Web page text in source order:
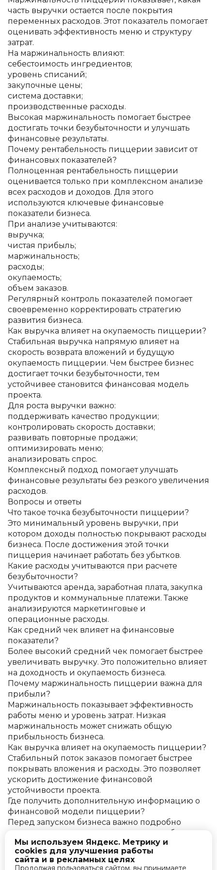
часть выручки остается после покрытия
переменных расходов. Этот показатель помогает
оценивать эффективность меню и структуру
затрат.
На маржинальность влияют:
себестоимость ингредиентов;
уровень списаний;
закупочные цены;
система доставки;
производственные расходы.
Высокая маржинальность помогает быстрее
достигать точки безубыточности и улучшать
финансовые результаты.
Почему рентабельность пиццерии зависит от
финансовых показателей?
Полноценная рентабельность пиццерии
оценивается только при комплексном анализе
всех расходов и доходов. Для этого
используются ключевые финансовые
показатели бизнеса.
При анализе учитываются:
выручка;
чистая прибыль;
маржинальность;
расходы;
окупаемость;
объем заказов.
Регулярный контроль показателей помогает
своевременно корректировать стратегию
развития бизнеса.
Как выручка влияет на окупаемость пиццерии?
Стабильная выручка напрямую влияет на
скорость возврата вложений и будущую
окупаемость пиццерии. Чем быстрее бизнес
достигает точки безубыточности, тем
устойчивее становится финансовая модель
проекта.
Для роста выручки важно:
поддерживать качество продукции;
контролировать скорость доставки;
развивать повторные продажи;
оптимизировать меню;
анализировать спрос.
Комплексный подход помогает улучшать
финансовые результаты без резкого увеличения
расходов.
Вопросы и ответы
Что такое точка безубыточности пиццерии?
Это минимальный уровень выручки, при
котором доходы полностью покрывают расходы
бизнеса. После достижения этой точки
пиццерия начинает работать без убытков.
Какие расходы учитываются при расчете
безубыточности?
Учитываются аренда, заработная плата, закупка
продуктов и коммунальные платежи. Также
анализируются маркетинговые и
операционные расходы.
Как средний чек влияет на финансовые
показатели?
Более высокий средний чек помогает быстрее
увеличивать выручку. Это положительно влияет
на доходность и окупаемость бизнеса.
Почему маржинальность пиццерии важна для
прибыли?
Маржинальность показывает эффективность
работы меню и уровень затрат. Низкая
маржинальность может снижать общую
прибыльность бизнеса.
Как выручка влияет на окупаемость пиццерии?
Стабильный поток заказов помогает быстрее
покрывать вложения и расходы. Это позволяет
ускорить достижение финансовой
устойчивости проекта.
Где получить дополнительную информацию о
финансовой модели пиццерии?
Перед запуском бизнеса важно подробно
проанализировать расходы, выручку и будущую
финансовую нагрузку. Грамотный расчет точки
безубыточности помогает объективно оценить
перспективы проекта и повысить устойчивость
Мы используем Яндекс. Метрику и
cookies для улучшения работы
сайта и в рекламных целях
Продолжая пользоваться сайтом, вы принимаете